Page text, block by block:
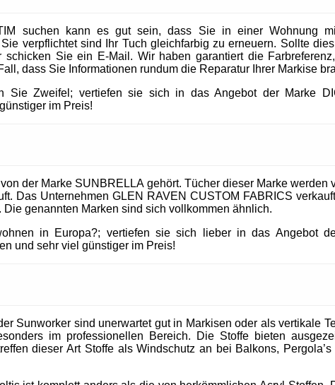
suchen kann es gut sein, dass Sie in einer Wohnung
verpflichtet sind Ihr Tuch gleichfarbig zu erneuern. Sollte dies
Sie ein E-Mail. Wir haben garantiert die
dass Sie Informationen rundum die Reparatur Ihrer Markise
Sie Zweifel; vertiefen sie sich in das Angebot der Marke
im Preis!
der Marke SUNBRELLA gehört. Tücher dieser Marke werden
Das Unternehmen GLEN RAVEN CUSTOM FABRICS
genannten Marken sind sich vollkommen ähnlich.
in Europa?; vertiefen sie sich lieber in das Angebot
und sehr viel günstiger im Preis!
Sunworker sind unerwartet gut in Markisen oder als vertikale
im professionellen Bereich. Die Stoffe bieten
dieser Art Stoffe als Windschutz an bei Balkons,